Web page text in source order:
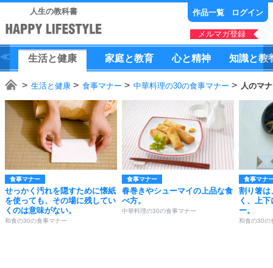
人生の教科書 作品一覧 ログイン
メルマガ登録
生活と健康 家庭と教育 心と精神 知識と教
生活と健康 食事マナー 中華料理の30の食事マナー 人のマ
食事マナー
せっかく汚れを隠すために懐紙
を使っても、その場に残してい
くのは意味がない。
和食の30の食事マナー
食事マナー
春巻きやシューマイの上品な食
べ方。
中華料理の30の食事マナー
食事マナ
割り箸は
く、上
ー。
和食の30の